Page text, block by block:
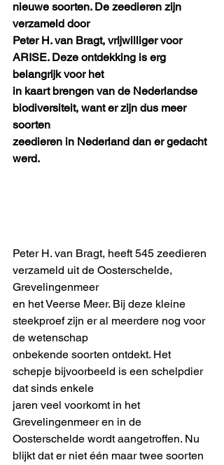
nieuwe soorten. De zeedieren zijn
verzameld door
Peter H. van Bragt, vrijwilliger voor
ARISE. Deze ontdekking is erg
belangrijk voor het
in kaart brengen van de Nederlandse
biodiversiteit, want er zijn dus meer
soorten
zeedieren in Nederland dan er gedacht
werd.
Peter H. van Bragt, heeft 545 zeedieren
verzameld uit de Oosterschelde,
Grevelingenmeer
en het Veerse Meer. Bij deze kleine
steekproef zijn er al meerdere nog voor
de wetenschap
onbekende soorten ontdekt. Het
schepje bijvoorbeeld is een schelpdier
dat sinds enkele
jaren veel voorkomt in het
Grevelingenmeer en in de
Oosterschelde wordt aangetroffen. Nu
blijkt dat er niet één maar twee soorten